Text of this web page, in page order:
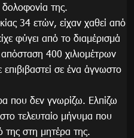
της.
34 ετών, είχαν χαθεί από
φύγει από το διαμέρισμά
400 χιλιομέτρων
σε ένα άγνωστο
που δεν γνωρίζω. Ελπίζω
τελευταίο μήνυμα που
της στη μητέρα της.